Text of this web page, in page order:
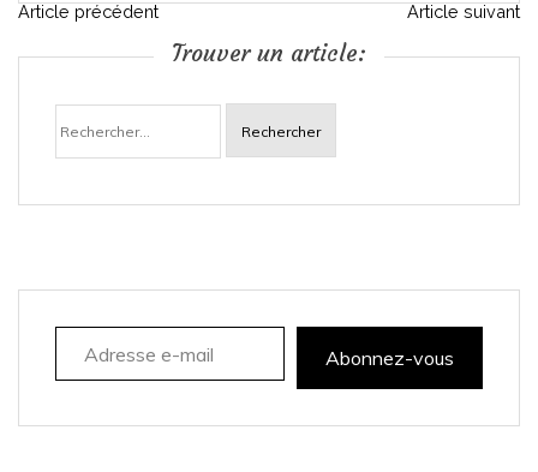
N
i
a
Article précédent Article suivant
Trouver un article:
Rechercher :
Adresse e-mail
Abonnez-vous